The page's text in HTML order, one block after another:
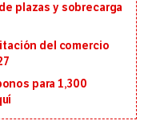
plazas y sobrecarga
del comercio
para 1,300